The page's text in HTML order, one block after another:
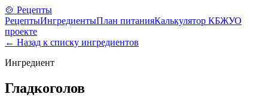
🍲 Рецепты
РецептыИнгредиентыПлан питанияКалькулятор КБЖУО
проекте
← Назад к списку ингредиентов
Ингредиент
Гладкоголов